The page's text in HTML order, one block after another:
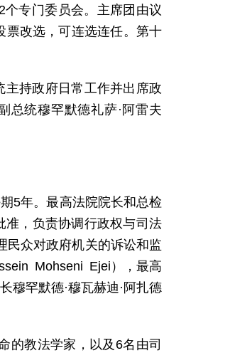
专门委员会。主席团由议
票改选，可连选连任。第十
持政府日常工作并出席政
总统穆罕默德礼萨·阿雷夫
5年。最高法院院长和总检
准，负责协调行政权与司法
民众对政府机关的诉讼和监
Mohseni Ejei），最高
穆罕默德·穆瓦赫迪·阿扎德
的教法学家，以及6名由司